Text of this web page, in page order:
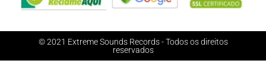
© 2021 Extreme Sounds Records - Todos os direitos
reservados